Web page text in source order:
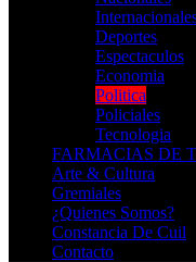
Deportes
Espectaculos
Economia
Politica
Policiales
Tecnologia
FARMACIAS DE
Arte & Cultura
Gremiales
¿Quienes Somos?
Constancia De Cuil
Contacto